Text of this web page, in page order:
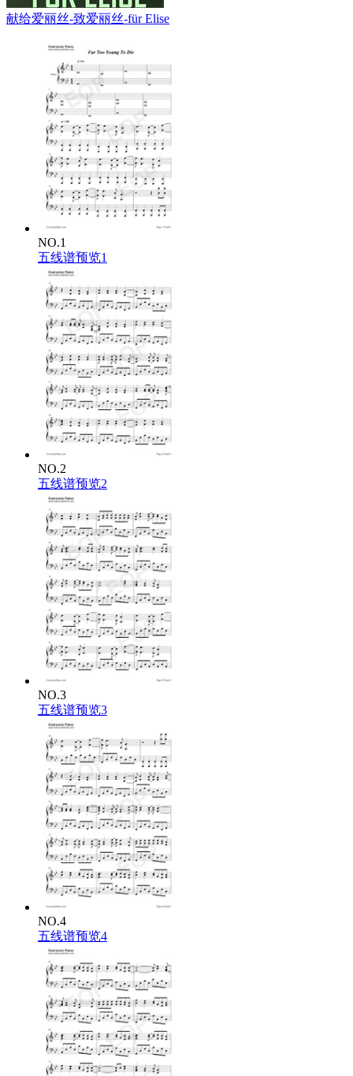
献给爱丽丝-致爱丽丝-für Elise
NO.1
五线谱预览1
NO.2
五线谱预览2
NO.3
五线谱预览3
NO.4
五线谱预览4